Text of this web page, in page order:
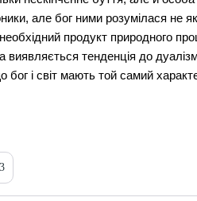
але бог ними розумілася не
продукт природного
виявляється тенденція до
бог і світ мають той самий
3